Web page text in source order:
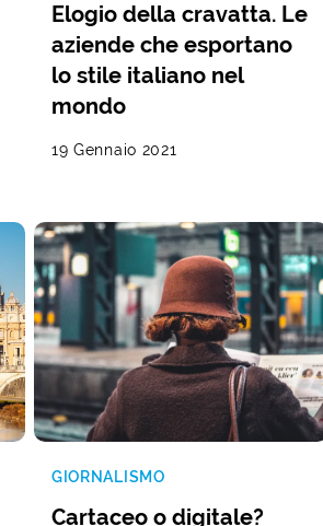
Elogio della cravatta. Le
aziende che esportano
lo stile italiano nel
mondo
19 Gennaio 2021
GIORNALISMO
Cartaceo o digitale?